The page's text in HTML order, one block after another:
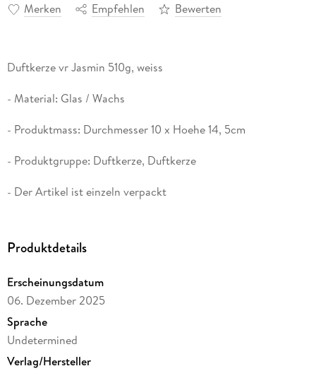
Merken Empfehlen Bewerten
Duftkerze vr Jasmin 510g, weiss
- Material: Glas / Wachs
- Produktmass: Durchmesser 10 x Hoehe 14, 5cm
- Produktgruppe: Duftkerze, Duftkerze
- Der Artikel ist einzeln verpackt
- Packungsgroesse: 33 x 24 x 18 cm - 7 kg.
Produktdetails
Erscheinungsdatum
06. Dezember 2025
Sprache
Undetermined
Verlag/Hersteller